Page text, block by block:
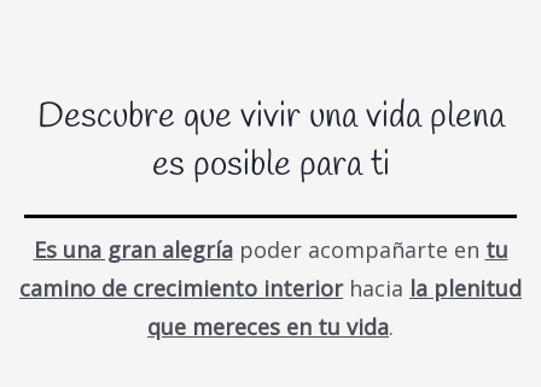
Descubre que vivir una vida plena
es posible para ti
Es una gran alegríapoder acompañarte en tu
camino de crecimiento interiorhacia la plenitud
que mereces en tu vida.